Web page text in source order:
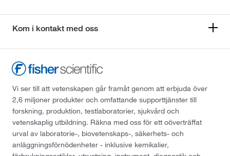
Kom i kontakt med oss
Vi ser till att vetenskapen går framåt genom att erbjuda över
2,6 miljoner produkter och omfattande supporttjänster till
forskning, produktion, testlaboratorier, sjukvård och
vetenskaplig utbildning. Räkna med oss för ett oöverträffat
urval av laboratorie-, biovetenskaps-, säkerhets- och
anläggningsförnödenheter - inklusive kemikalier,